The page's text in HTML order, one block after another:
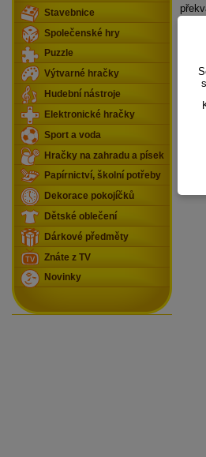
Stavebnice
Společenské hry
Puzzle
Výtvarné hračky
Hudební nástroje
Elektronické hračky
Sport a voda
Hračky na zahradu a písek
Papírnictví, školní potřeby
Dekorace pokojíčků
Dětské oblečení
Dárkové předměty
Znáte z TV
Novinky